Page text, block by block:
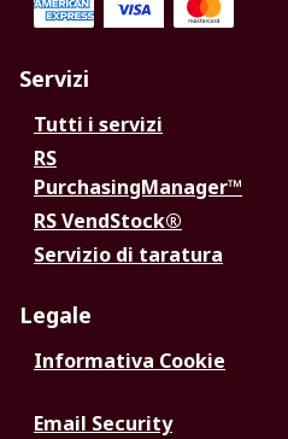
Servizi
Tutti i servizi
RS
PurchasingManager™
RS VendStock®
Servizio di taratura
Legale
Informativa Cookie
Email Security